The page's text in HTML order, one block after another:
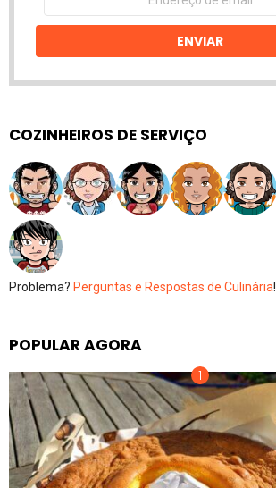
email
ENVIAR
COZINHEIROS DE SERVIÇO
Problema? Perguntas e Respostas de Culinária!
POPULAR AGORA